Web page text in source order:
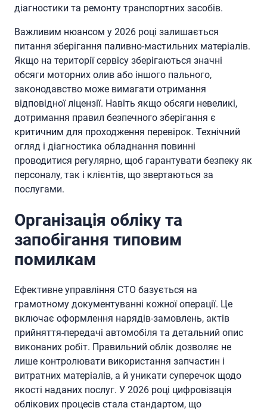
діагностики та ремонту транспортних засобів.
Важливим нюансом у 2026 році залишається
питання зберігання паливно-мастильних матеріалів.
Якщо на території сервісу зберігаються значні
обсяги моторних олив або іншого пального,
законодавство може вимагати отримання
відповідної ліцензії. Навіть якщо обсяги невеликі,
дотримання правил безпечного зберігання є
критичним для проходження перевірок. Технічний
огляд і діагностика обладнання повинні
проводитися регулярно, щоб гарантувати безпеку як
персоналу, так і клієнтів, що звертаються за
послугами.
Організація обліку та
запобігання типовим
помилкам
Ефективне управління СТО базується на
грамотному документуванні кожної операції. Це
включає оформлення нарядів-замовлень, актів
прийняття-передачі автомобіля та детальний опис
виконаних робіт. Правильний облік дозволяє не
лише контролювати використання запчастин і
витратних матеріалів, а й уникати суперечок щодо
якості наданих послуг. У 2026 році цифровізація
облікових процесів стала стандартом, що